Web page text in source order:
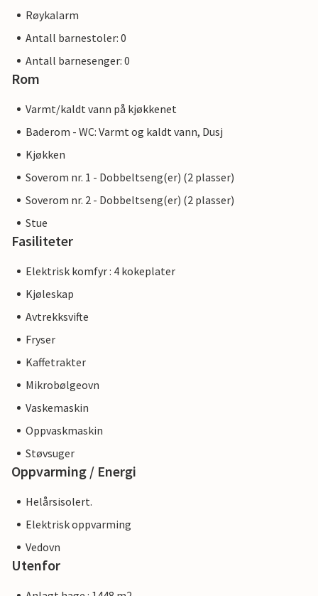
Røykalarm
Antall barnestoler: 0
Antall barnesenger: 0
Rom
Varmt/kaldt vann på kjøkkenet
Baderom - WC: Varmt og kaldt vann, Dusj
Kjøkken
Soverom nr. 1 - Dobbeltseng(er) (2 plasser)
Soverom nr. 2 - Dobbeltseng(er) (2 plasser)
Stue
Fasiliteter
Elektrisk komfyr : 4 kokeplater
Kjøleskap
Avtrekksvifte
Fryser
Kaffetrakter
Mikrobølgeovn
Vaskemaskin
Oppvaskmaskin
Støvsuger
Oppvarming / Energi
Helårsisolert.
Elektrisk oppvarming
Vedovn
Utenfor